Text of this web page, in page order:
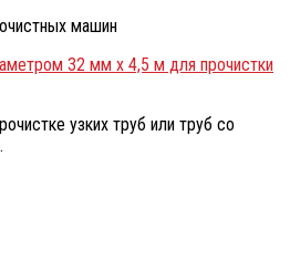
машин
32 мм х 4,5 м для прочистки
узких труб или труб со